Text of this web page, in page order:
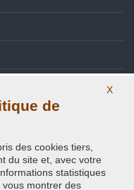
X
de
des cookies tiers,
du site et, avec votre
statistiques
montrer des